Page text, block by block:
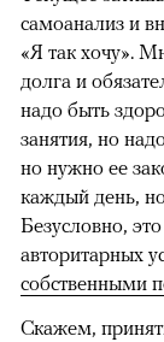
самоанализ и
«Я так хочу».
долга и
надо быть
занятия, но
но нужно ее
каждый день,
Безусловно,
авторитарных
собственными
Скажем,